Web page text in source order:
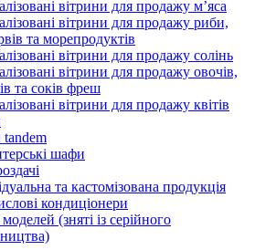
вітрини для продажу м’яса
вітрини для продажу риби,
та морепродуктів
вітрини для продажу солінь
вітрини для продажу овочів,
та соків фреш
вітрини для продажу квітів
шафи
та кастомізована продукція
кондиціонери
(зняті із серійного